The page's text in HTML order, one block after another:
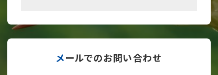
メールでのお問い合わせ